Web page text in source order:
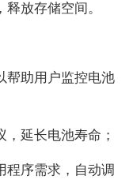
放存储空间。
帮助用户监控电池
延长电池寿命；
程序需求，自动调